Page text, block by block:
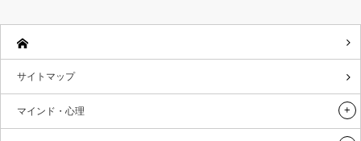
サイトマップ
マインド・心理